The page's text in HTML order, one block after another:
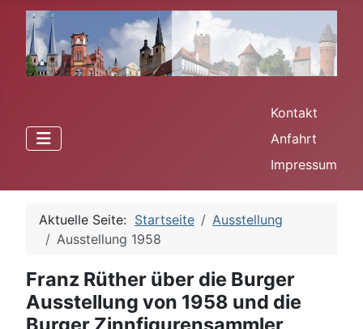
Kontakt
Anfahrt
Impressum
Aktuelle Seite: Startseite
Ausstellung
Ausstellung 1958
Franz Rüther über die Burger
Ausstellung von 1958 und die